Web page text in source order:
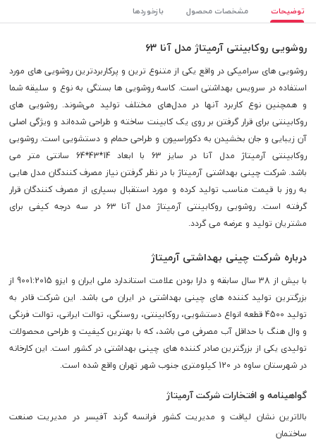
توضیحات مشخصات محصول بازخوردها
روشویی روکابینتی آرمیتاژ مدل آنا ۶۳
روشویی های سرامیکی در واقع یکی از متنوع ترین و پرکاربردترینروشوییهای مورد
استفاده در سرویس بهداشتی است. کاسه روشویی ها بستگی به نوع و سلیقه شما
و همچنین نوع کاربرد آنها در مدل‌های مختلف تولید می‌شوند. روشویی های
روکابینتیبرای قرار گرفتن بر روی یک کابینت ساخته و طراحی شده‌اند و ویژگی اصلی
آن زیبایی و جان بخشیدن به دکوراسیون و طراحی حمام و دستشویی است. روشویی
روکابینتی آرمیتاژ مدل آنا در سایز 63 با ابعاد
14*43*64
سانتی متر می
باشد. شرکت چینی بهداشتی آرمیتاژ با در نظر گرفتن نیاز مصرف کنندگان مدل هایی
به روز با قیمت مناسب تولید کرده و مورد استقبال بسیاری از مصرف کنندگان قرار
گرفته است. روشویی روکابینتی آرمیتاژ مدل آنا ۶۳ در سه درجه کیفی برای
مشتریان تولید و عرضه می گردد.
درباره شرکت چینی بهداشتی آرمیتاژ
با بیش از 38 سال سابقه و دارا بودن علامت استاندارد ملی ایران و ایزو 9001:2015 از
بزرگترین تولید کننده های چینی بهداشتی در ایران می باشد. این شرکت قادر به
تولید 4500 قطعه انواع دستشویی، روکابینتی، روسنگی، توالت ایرانی، توالت فرنگی
و وال هنگ با حداقل آب مصرفی می باشد، که با بهترین کیفیت و طراحی محصولات
تولیدی یکی از بزرگترین صادر کننده های چینی بهداشتی در کشور است. این کارخانه
در شهرستان ساوه در 120 کیلومتری جنوب شهر تهران واقع شده است.
گواهینامه و افتخارات شرکت آرمیتاژ
بالاترین نشان لیاقت و مدیریت کشور فرانسه گرند آفیسر در مدیریت صنعت
ساختمان